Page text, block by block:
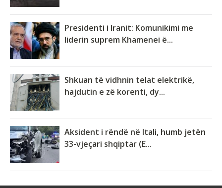
Presidenti i Iranit: Komunikimi me
liderin suprem Khamenei ë...
Shkuan të vidhnin telat elektrikë,
hajdutin e zë korenti, dy...
Aksident i rëndë në Itali, humb jetën
33-vjeçari shqiptar (E...